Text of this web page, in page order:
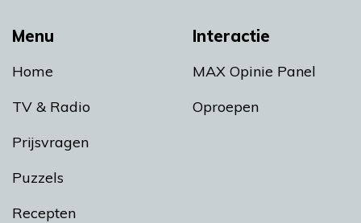
Menu
Home
TV & Radio
Prijsvragen
Puzzels
Recepten
Interactie
MAX Opinie Panel
Oproepen